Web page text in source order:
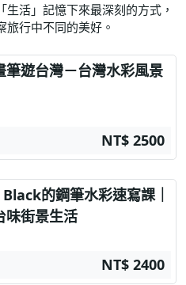
活」記憶下來最深刻的方式，
行中不同的美好。
筆遊台灣－台灣水彩風景
NT$ 2500
的鋼筆水彩速寫課｜
味街景生活
NT$ 2400